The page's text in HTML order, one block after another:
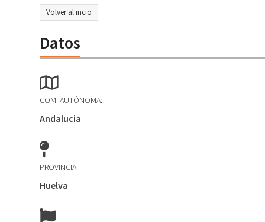
Volver al incio
Datos
COM. AUTÓNOMA:
Andalucia
PROVINCIA:
Huelva